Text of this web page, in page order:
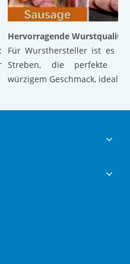
Für Wursthersteller ist es ein
Streben, die perfekte
würzigem Geschmack, ideal...